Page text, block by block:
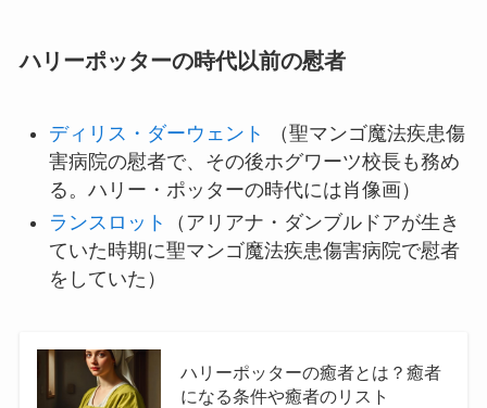
ハリーポッターの時代以前の慰者
ディリス・ダーウェント
（聖マンゴ魔法疾患傷
害病院の慰者で、その後ホグワーツ校長も務め
る。ハリー・ポッターの時代には肖像画）
ランスロット
（アリアナ・ダンブルドアが生き
ていた時期に聖マンゴ魔法疾患傷害病院で慰者
をしていた）
ハリーポッターの癒者とは？癒者
になる条件や癒者のリスト